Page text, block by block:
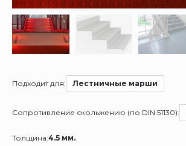
Подходит для: Лестничные марши
Сопротивление скольжению (по DIN 51130):
Толщина:4.5 мм.